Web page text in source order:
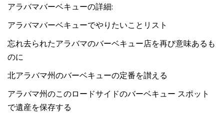
アラバマバーベキューの詳細:
アラバマバーベキューでやりたいことリスト
忘れ去られたアラバマのバーベキュー店を再び意味あるも
のに
北アラバマ州のバーベキューの定番を讃える
アラバマ州のこのロードサイドのバーベキュー スポット
で遺産を保存する